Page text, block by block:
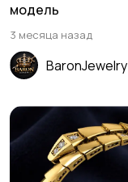
модель
3 месяца назад
BaronJewelry